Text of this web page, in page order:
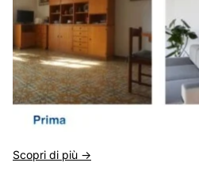
Scopri di più ->